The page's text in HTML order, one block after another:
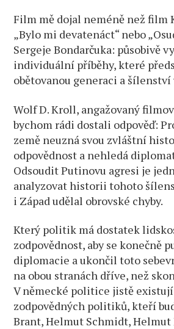
Film mě dojal neméně než film
„Bylo mi devatenáct“ nebo
Sergeje Bondarčuka: působivě
individuální příběhy, které
obětovanou generaci a šílenství
Wolf D. Kroll, angažovaný
bychom rádi dostali odpověď:
země neuzná svou zvláštní
odpovědnost a nehledá
Odsoudit Putinovu agresi je
analyzovat historii tohoto
i Západ udělal obrovské chyby.
Který politik má dostatek
zodpovědnost, aby se konečně
diplomacie a ukončil toto
na obou stranách dříve, než
V německé politice jistě
zodpovědných politiků, kteří
Brant, Helmut Schmidt,